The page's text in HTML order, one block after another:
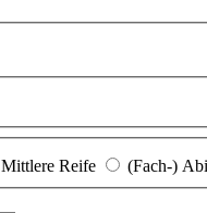
Mittlere Reife (Fach-)